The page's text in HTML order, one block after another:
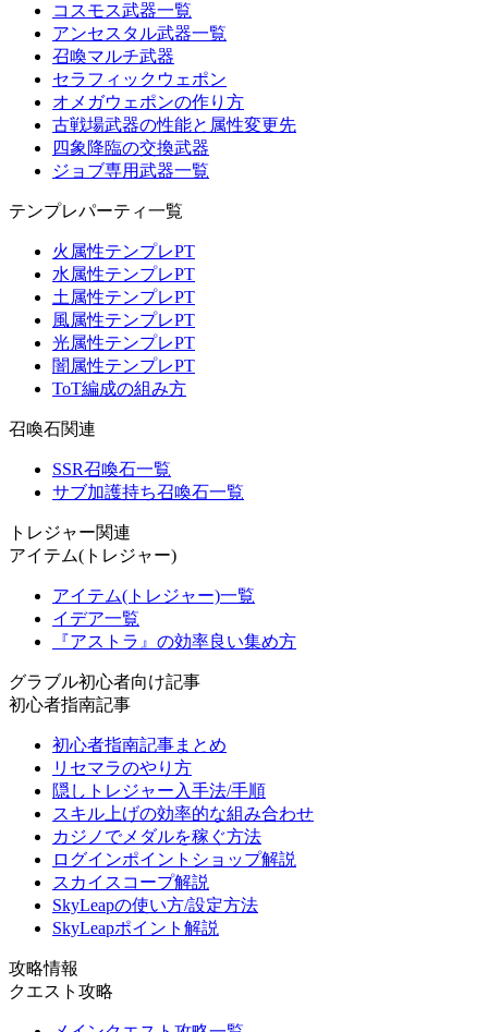
コスモス武器一覧
アンセスタル武器一覧
召喚マルチ武器
セラフィックウェポン
オメガウェポンの作り方
古戦場武器の性能と属性変更先
四象降臨の交換武器
ジョブ専用武器一覧
テンプレパーティ一覧
火属性テンプレPT
水属性テンプレPT
土属性テンプレPT
風属性テンプレPT
光属性テンプレPT
闇属性テンプレPT
ToT編成の組み方
召喚石関連
SSR召喚石一覧
サブ加護持ち召喚石一覧
トレジャー関連
アイテム(トレジャー)
アイテム(トレジャー)一覧
イデア一覧
『アストラ』の効率良い集め方
グラブル初心者向け記事
初心者指南記事
初心者指南記事まとめ
リセマラのやり方
隠しトレジャー入手法/手順
スキル上げの効率的な組み合わせ
カジノでメダルを稼ぐ方法
ログインポイントショップ解説
スカイスコープ解説
SkyLeapの使い方/設定方法
SkyLeapポイント解説
攻略情報
クエスト攻略